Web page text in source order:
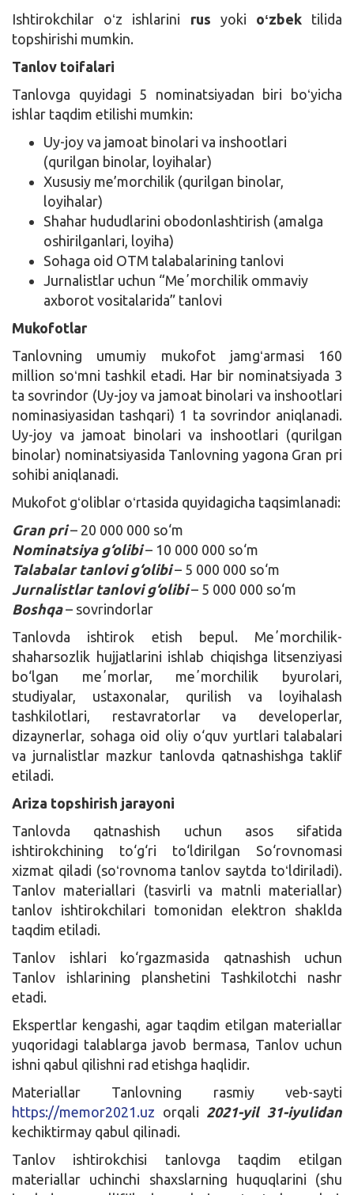
Ishtirokchilar oʻz ishlarini rus yoki oʻzbektilida
topshirishi mumkin.
Tanlov toifalari
Tanlovga quyidagi 5 nominatsiyadan biri boʻyicha
ishlar taqdim etilishi mumkin:
Uy-joy va jamoat binolari va inshootlari
(qurilgan binolar, loyihalar)
Xususiy me’morchilik (qurilgan binolar,
loyihalar)
Shahar hududlarini obodonlashtirish (amalga
oshirilganlari, loyiha)
Sohaga oid OTM talabalarining tanlovi
Jurnalistlar uchun “Meʼmorchilik ommaviy
axborot vositalarida” tanlovi
Mukofotlar
Tanlovning umumiy mukofot jamgʻarmasi 160
million soʻmni tashkil etadi. Har bir nominatsiyada 3
ta sovrindor (Uy-joy va jamoat binolari va inshootlari
nominasiyasidan tashqari) 1 ta sovrindor aniqlanadi.
Uy-joy va jamoat binolari va inshootlari (qurilgan
binolar) nominatsiyasida Tanlovning yagona Gran pri
sohibi aniqlanadi.
Mukofot gʻoliblar oʻrtasida quyidagicha taqsimlanadi:
Gran pri– 20 000 000 so‘m
Nominatsiya g‘olibi– 10 000 000 so‘m
Talabalar tanlovi g‘olibi– 5 000 000 so‘m
Jurnalistlar tanlovi g‘olibi– 5 000 000 so‘m
Boshqa– sovrindorlar
Tanlovda ishtirok etish bepul. Meʼmorchilik-
shaharsozlik hujjatlarini ishlab chiqishga litsenziyasi
bo‘lgan meʼmorlar, meʼmorchilik byurolari,
studiyalar, ustaxonalar, qurilish va loyihalash
tashkilotlari, restavratorlar va developerlar,
dizaynerlar, sohaga oid oliy o‘quv yurtlari talabalari
va jurnalistlar mazkur tanlovda qatnashishga taklif
etiladi.
Ariza topshirish jarayoni
Tanlovda qatnashish uchun asos sifatida
ishtirokchining to‘g‘ri to‘ldirilgan So‘rovnomasi
xizmat qiladi (soʻrovnoma tanlov saytda toʻldiriladi).
Tanlov materiallari (tasvirli va matnli materiallar)
tanlov ishtirokchilari tomonidan elektron shaklda
taqdim etiladi.
Tanlov ishlari ko‘rgazmasida qatnashish uchun
Tanlov ishlarining planshetini Tashkilotchi nashr
etadi.
Ekspertlar kengashi, agar taqdim etilgan materiallar
yuqoridagi talablarga javob bermasa, Tanlov uchun
ishni qabul qilishni rad etishga haqlidir.
Materiallar Tanlovning rasmiy veb-sayti
https://memor2021.uz orqali 2021-yil 31-iyulidan
kechiktirmay qabul qilinadi.
Tanlov ishtirokchisi tanlovga taqdim etilgan
materiallar uchinchi shaxslarning huquqlarini (shu